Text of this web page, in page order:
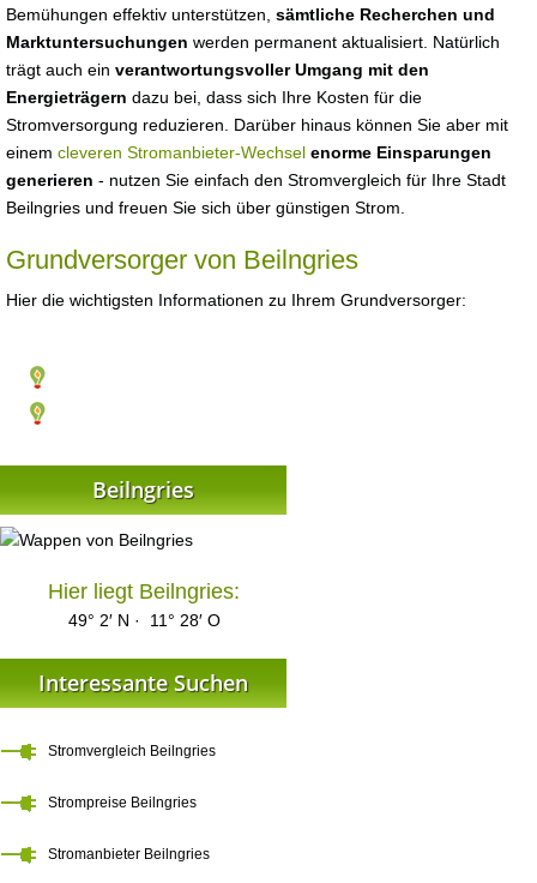
Bemühungen effektiv unterstützen, sämtliche Recherchen und
Marktuntersuchungen werden permanent aktualisiert. Natürlich
trägt auch ein verantwortungsvoller Umgang mit den
Energieträgern dazu bei, dass sich Ihre Kosten für die
Stromversorgung reduzieren. Darüber hinaus können Sie aber mit
einem cleveren Stromanbieter-Wechsel enorme Einsparungen
generieren - nutzen Sie einfach den Stromvergleich für Ihre Stadt
Beilngries und freuen Sie sich über günstigen Strom.
Grundversorger von Beilngries
Hier die wichtigsten Informationen zu Ihrem Grundversorger:
Beilngries
Hier liegt Beilngries:
49° 2′ N · 11° 28′ O
Interessante Suchen
Stromvergleich Beilngries
Strompreise Beilngries
Stromanbieter Beilngries